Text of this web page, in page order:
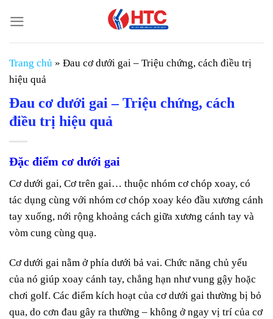
đến
nội
dung
Trang chủ » Đau cơ dưới gai – Triệu chứng, cách điều trị
hiệu quả
Đau cơ dưới gai – Triệu chứng, cách
điều trị hiệu quả
Đặc điểm cơ dưới gai
Cơ dưới gai, Cơ trên gai… thuộc nhóm cơ chóp xoay, có
tác dụng cùng với nhóm cơ chóp xoay kéo đầu xương cánh
tay xuống, nới rộng khoảng cách giữa xương cánh tay và
vòm cung cùng quạ.
Cơ dưới gai nằm ở phía dưới bả vai. Chức năng chủ yếu
của nó giúp xoay cánh tay, chẳng hạn như vung gậy hoặc
chơi golf. Các điểm kích hoạt của cơ dưới gai thường bị bỏ
qua, do cơn đau gây ra thường – không ở ngay vị trí của cơ